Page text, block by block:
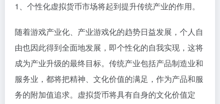
1、个性化虚拟货币市场将起到提升传统产业的作用。
随着游戏产业化、产业游戏化的趋势日益发展，个人自
由也因此得到全面地发展，即个性化的自我实现，这将
成为产业升级的最终目标。传统产业包括产品制造业和
服务业，都将把精神、文化价值的满足，作为产品和服
务的附加值追求。虚拟货币将具有自身的文化价值定